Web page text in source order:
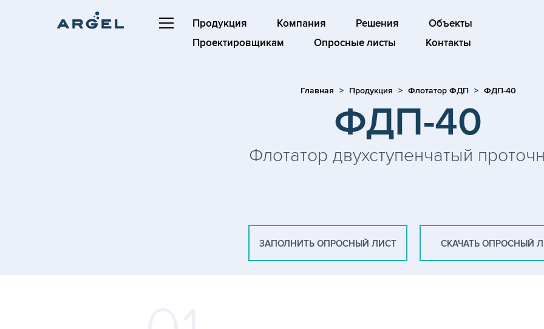
Продукция Компания Решения
Объекты
Проектировщикам
Опросные листы Контакты
Главная Продукция Флотатор ФДП ФДП-40
ФДП-40
Флотатор двухступенчатый
ЗАПОЛНИТЬ ОПРОСНЫЙ ЛИСТ СКАЧАТЬ ОПРОСНЫЙ